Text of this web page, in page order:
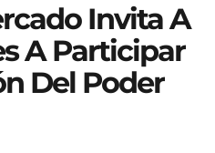
Invita A
A Participar
Del Poder